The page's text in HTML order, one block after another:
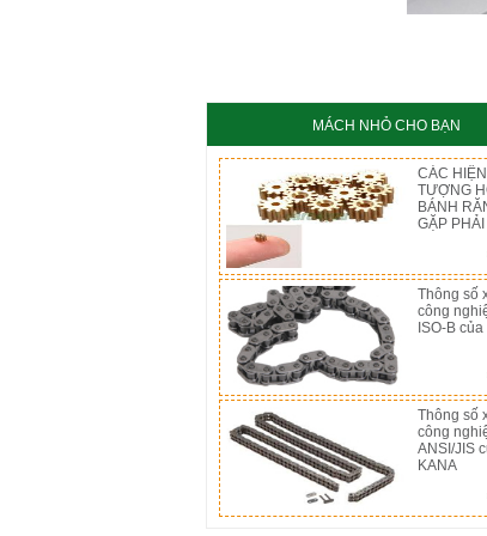
MÁCH NHỎ CHO BẠN
CÁC HIỆN
TƯỢNG
BÁNH
GẶP
Thông số
công
ISO-B
Thông số
công
ANSI/JIS
KANA